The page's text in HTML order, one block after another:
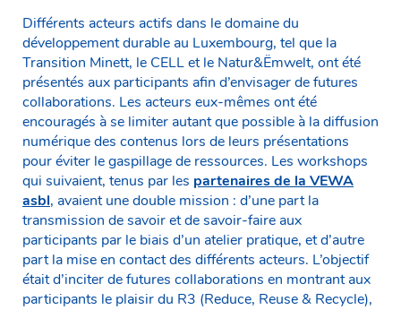
Différents acteurs actifs dans le domaine du
développement durable au Luxembourg, tel que la
Transition Minett, le CELL et le Natur&Ëmwelt, ont été
présentés aux participants afin d’envisager de futures
collaborations. Les acteurs eux-mêmes ont été
encouragés à se limiter autant que possible à la diffusion
numérique des contenus lors de leurs présentations
pour éviter le gaspillage de ressources. Les workshops
qui suivaient, tenus par les partenaires de la VEWA
asbl, avaient une double mission : d’une part la
transmission de savoir et de savoir-faire aux
participants par le biais d’un atelier pratique, et d’autre
part la mise en contact des différents acteurs. L’objectif
était d’inciter de futures collaborations en montrant aux
participants le plaisir du R3 (Reduce, Reuse & Recycle),